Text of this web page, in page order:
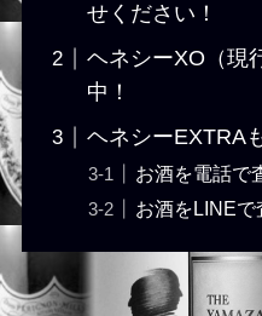
せください！
ヘネシーXO（現
中！
ヘネシーEXTRA
お酒を電話で
お酒をLINEで